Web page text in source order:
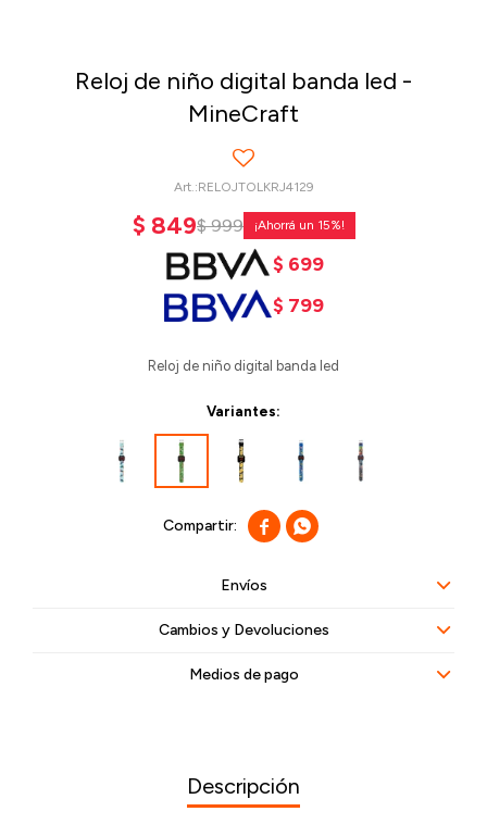
Reloj de niño digital banda led -
MineCraft
RELOJTOLKRJ4129
$ 849$ 999 15
$ 699
$ 799
Reloj de niño digital banda led
Variantes:
 
Envíos
Cambios y Devoluciones
Medios de pago
Descripción